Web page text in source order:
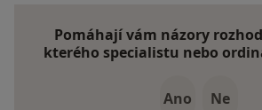
Pomáhají vám názory
kterého specialistu nebo
Ano Ne